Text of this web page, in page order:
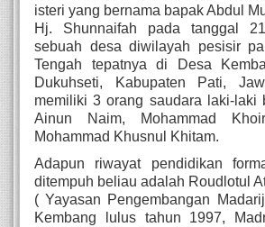
isteri yang bernama bapak Abdul
Hj. Shunnaifah pada tanggal
sebuah desa diwilayah pesisir
Tengah tepatnya di Desa
Dukuhseti, Kabupaten Pati,
memiliki 3 orang saudara laki-laki
Ainun Naim, Mohammad
Mohammad Khusnul Khitam.
Adapun riwayat pendidikan
ditempuh beliau adalah Roudlotul
( Yayasan Pengembangan
Kembang lulus tahun 1997,